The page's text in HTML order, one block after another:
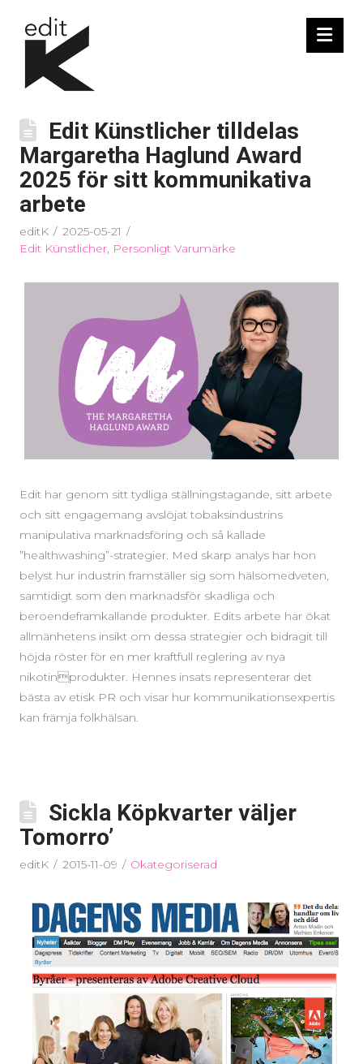
Edit Künstlicher tilldelas
Margaretha Haglund Award
2025 för sitt kommunikativa
arbete
editK
2025-05-21
Edit Künstlicher, Personligt Varumärke
Edit har genom sitt tydliga ställningstagande, sitt arbete
och sitt engagemang avslöjat tobaksindustrins
manipulativa marknadsföring och så kallade
”healthwashing”-strategier. Med skarp analys har hon
belyst hur industrin framställer sig som hälsomedveten,
samtidigt som den marknadsför skadliga och
beroendeframkallande produkter. Edits arbete har ökat
allmänhetens insikt om dessa strategier och bidragit till
höjda röster för en mer kraftfull reglering av nya
nikotinprodukter. Hennes insats representerar det
bästa av etisk PR och visar hur kommunikationsexpertis
kan främja folkhälsan.
Sickla Köpkvarter väljer
Tomorro’
editK 2015-11-09 Okategoriserad